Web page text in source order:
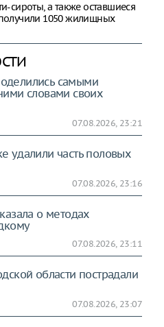
сироты, а также оставшиеся
1050 жилищных
самыми
словами своих
07.08.2026, 23:21
удалили часть половых
07.08.2026, 23:16
о методах
07.08.2026, 23:11
области пострадали
07.08.2026, 23:07